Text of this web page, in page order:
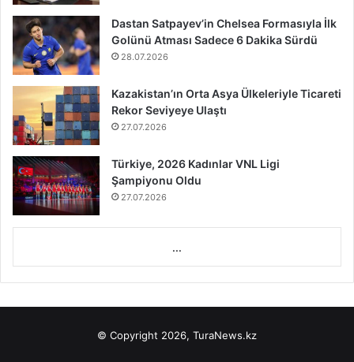
Dastan Satpayev’in Chelsea Formasıyla İlk
Golünü Atması Sadece 6 Dakika Sürdü
28.07.2026
Kazakistan’ın Orta Asya Ülkeleriyle Ticareti
Rekor Seviyeye Ulaştı
27.07.2026
Türkiye, 2026 Kadınlar VNL Ligi
Şampiyonu Oldu
27.07.2026
...
© Copyright 2026, TuraNews.kz